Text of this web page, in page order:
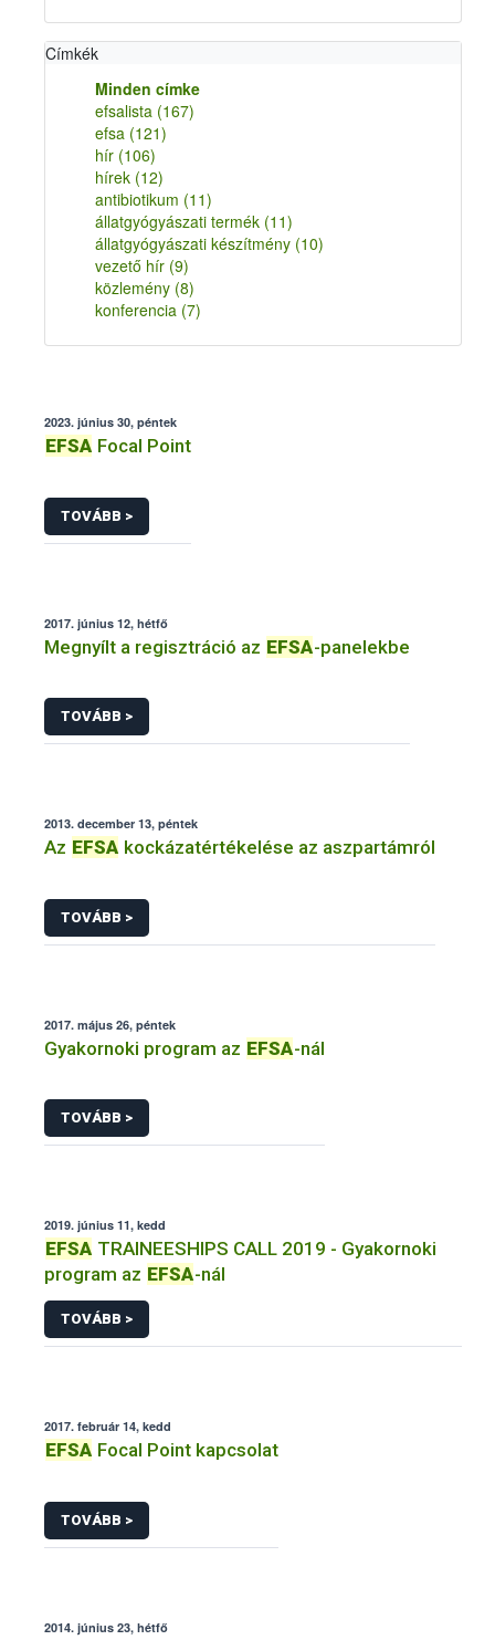
Címkék
Minden címke
efsalista (167)
efsa (121)
hír (106)
hírek (12)
antibiotikum (11)
állatgyógyászati termék (11)
állatgyógyászati készítmény (10)
vezető hír (9)
közlemény (8)
konferencia (7)
2023. június 30, péntek
EFSA Focal Point
TOVÁBB >
2017. június 12, hétfő
Megnyílt a regisztráció az EFSA-panelekbe
TOVÁBB >
2013. december 13, péntek
Az EFSA kockázatértékelése az aszpartámról
TOVÁBB >
2017. május 26, péntek
Gyakornoki program az EFSA-nál
TOVÁBB >
2019. június 11, kedd
EFSA TRAINEESHIPS CALL 2019 - Gyakornoki
program az EFSA-nál
TOVÁBB >
2017. február 14, kedd
EFSA Focal Point kapcsolat
TOVÁBB >
2014. június 23, hétfő